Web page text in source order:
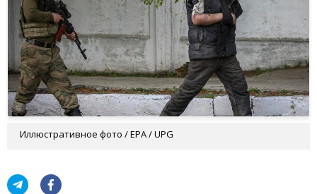
Иллюстративное фото / EPA / UPG